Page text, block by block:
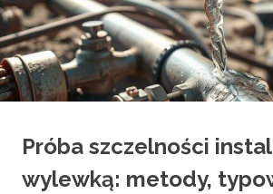
Próba szczelności
wylewką: metody,